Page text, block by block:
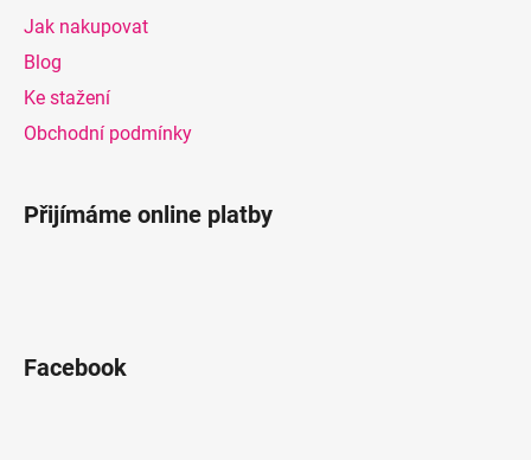
Jak nakupovat
Blog
Ke stažení
Obchodní podmínky
Přijímáme online platby
Facebook